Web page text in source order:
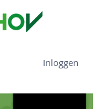
Inloggen